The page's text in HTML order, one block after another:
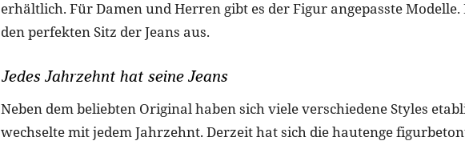
erhältlich. Für Damen und Herren gibt es der Figur angepasste Modelle.
den perfekten Sitz der Jeans aus.
Jedes Jahrzehnt hat seine Jeans
Neben dem beliebten Original haben sich viele verschiedene Styles
wechselte mit jedem Jahrzehnt. Derzeit hat sich die hautenge